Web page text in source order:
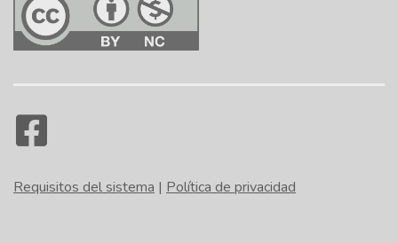
Requisitos del sistema | Política de privacidad